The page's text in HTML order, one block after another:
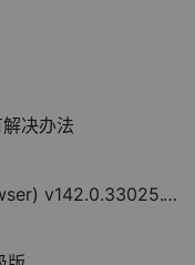
决办法
中文版